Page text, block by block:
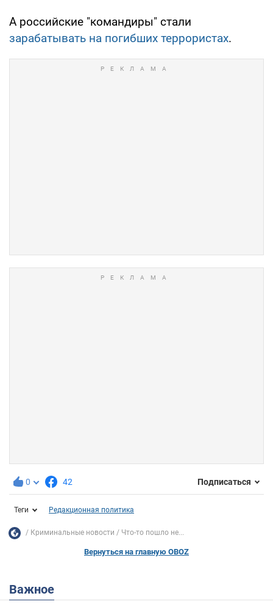
А российские "командиры" стали
зарабатывать на погибших террористах.
0 42 Подписаться
Теги Редакционная политика
Криминальные новости Что-то пошло не...
Вернуться на главную OBOZ
Важное